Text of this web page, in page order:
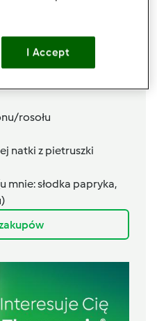
trochę selera)
z kurczaka (też z
300g, może być inne
do ugotowania
rosołu
natki z pietruszki
mnie: słodka papryka,
I Accept